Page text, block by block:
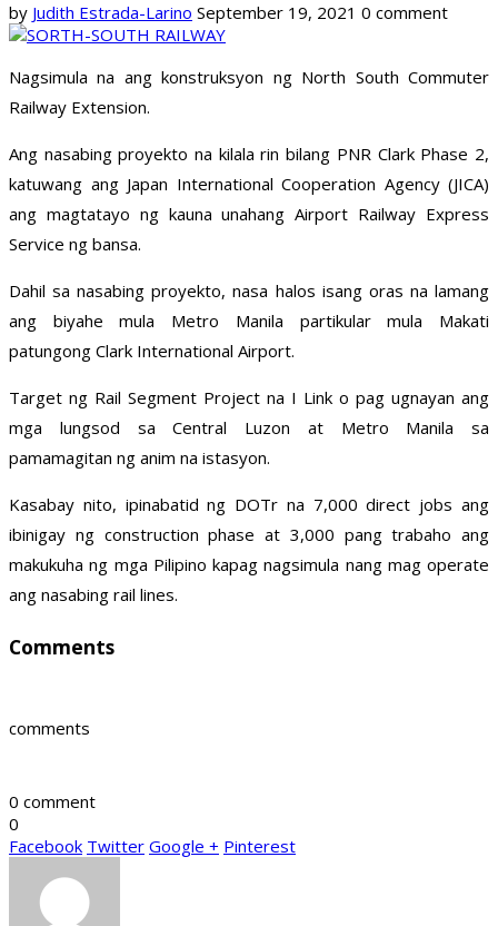
by Judith Estrada-Larino September 19, 2021 0 comment
Nagsimula na ang konstruksyon ng North South Commuter
Railway Extension.
Ang nasabing proyekto na kilala rin bilang PNR Clark Phase 2,
katuwang ang Japan International Cooperation Agency (JICA)
ang magtatayo ng kauna unahang Airport Railway Express
Service ng bansa.
Dahil sa nasabing proyekto, nasa halos isang oras na lamang
ang biyahe mula Metro Manila partikular mula Makati
patungong Clark International Airport.
Target ng Rail Segment Project na I Link o pag ugnayan ang
mga lungsod sa Central Luzon at Metro Manila sa
pamamagitan ng anim na istasyon.
Kasabay nito, ipinabatid ng DOTr na 7,000 direct jobs ang
ibinigay ng construction phase at 3,000 pang trabaho ang
makukuha ng mga Pilipino kapag nagsimula nang mag operate
ang nasabing rail lines.
Comments
comments
0 comment
0
Facebook Twitter Google + Pinterest